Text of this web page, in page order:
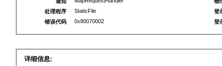
处理程序
StaticFile
错误代码
0x80070002
登
登
详细信息: